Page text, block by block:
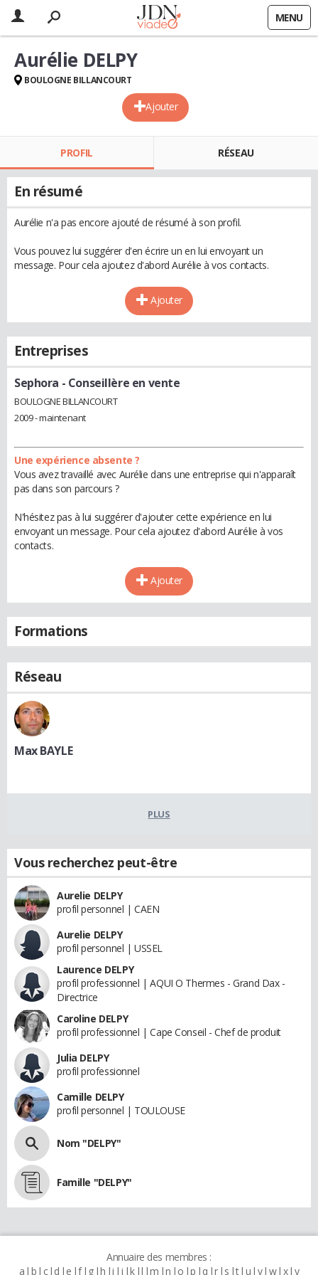
MENU
Ajouter
Aurélie DELPY
BOULOGNE BILLANCOURT
PROFIL RÉSEAU
En résumé
Aurélie n'a pas encore ajouté de résumé à son profil.
Vous pouvez lui suggérer d'en écrire un en lui envoyant un
message. Pour cela ajoutez d'abord Aurélie à vos contacts.
Ajouter
Entreprises
Sephora - Conseillère en vente
BOULOGNE BILLANCOURT
2009 - maintenant
Une expérience absente ?
Vous avez travaillé avec Aurélie dans une entreprise qui n'apparaît
pas dans son parcours ?
N'hésitez pas à lui suggérer d'ajouter cette expérience en lui
envoyant un message. Pour cela ajoutez d'abord Aurélie à vos
contacts.
Ajouter
Formations
Réseau
Max BAYLE
PLUS
Vous recherchez peut-être
Aurelie DELPY
profil personnel | CAEN
Aurelie DELPY
profil personnel | USSEL
Laurence DELPY
profil professionnel | AQUI O Thermes - Grand Dax -
Directrice
Caroline DELPY
profil professionnel | Cape Conseil - Chef de produit
Julia DELPY
profil professionnel
Camille DELPY
profil personnel | TOULOUSE
Nom "DELPY"
Famille "DELPY"
Annuaire des membres :
a b c d e f g h i j k l m n o p q r s t u v w x y